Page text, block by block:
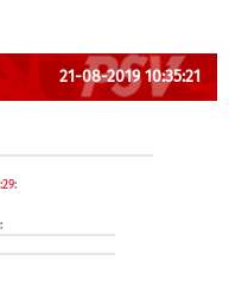
21-08-2019 10:35:21
: